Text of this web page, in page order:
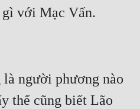
người phương nào
thế cũng biết Lão